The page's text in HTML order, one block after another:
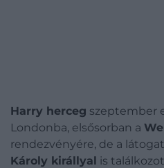
Harry herceg szeptember
Londonba, elsősorban a
rendezvényére, de a
Károly királlyal is